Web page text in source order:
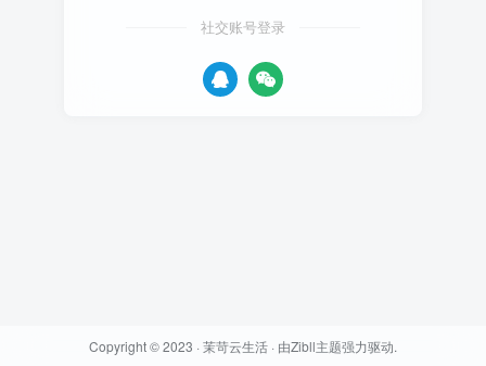
社交账号登录
Copyright © 2023 · 茉苛云生活 · 由Zibll主题强力驱动.